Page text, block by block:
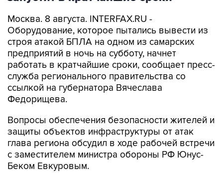
Москва. 8 августа. INTERFAX.RU -
Оборудование, которое пытались вывести из
строя атакой БПЛА на одном из самарских
предприятий в ночь на субботу, начнет
работать в кратчайшие сроки, сообщает пресс-
служба регионального правительства со
ссылкой на губернатора Вячеслава
Федорищева.
Вопросы обеспечения безопасности жителей и
защиты объектов инфраструктуры от атак
глава региона обсудил в ходе рабочей встречи
с заместителем министра обороны РФ Юнус-
Беком Евкуровым.